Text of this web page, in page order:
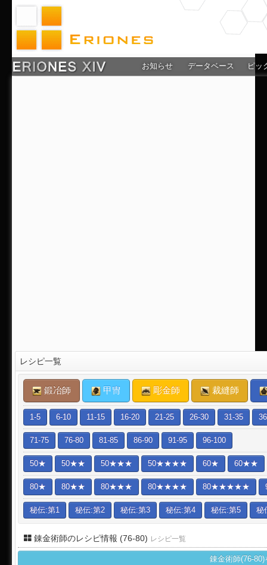
お知らせ データベース ピッ
レシピ一覧
鍛冶師 甲冑 彫金師 裁縫師
1-5 6-10 11-15 16-20 21-25 26-30 31-35
71-75 76-80 81-85 86-90 91-95 96-100
50★ 50★★ 50★★★ 50★★★★ 60★ 60★★
80★ 80★★ 80★★★ 80★★★★ 80★★★★★
秘伝:第1 秘伝:第2 秘伝:第3 秘伝:第4 秘伝:第5 秘
錬金術師のレシピ情報 (76-80) レシピ一覧
錬金術師(76-